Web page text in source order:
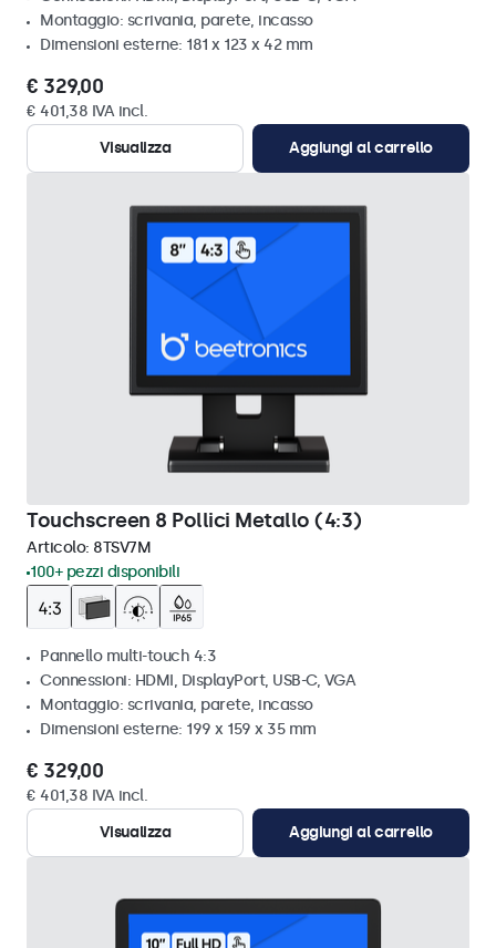
Montaggio: scrivania, parete, incasso
Dimensioni esterne: 181 x 123 x 42 mm
€ 329,00
€ 401,38 IVA incl.
Visualizza
Aggiungi al carrello
Touchscreen 8 Pollici Metallo (4:3)
Articolo: 8TSV7M
100+ pezzi disponibili
Pannello multi-touch 4:3
Connessioni: HDMI, DisplayPort, USB-C, VGA
Montaggio: scrivania, parete, incasso
Dimensioni esterne: 199 x 159 x 35 mm
€ 329,00
€ 401,38 IVA incl.
Visualizza
Aggiungi al carrello